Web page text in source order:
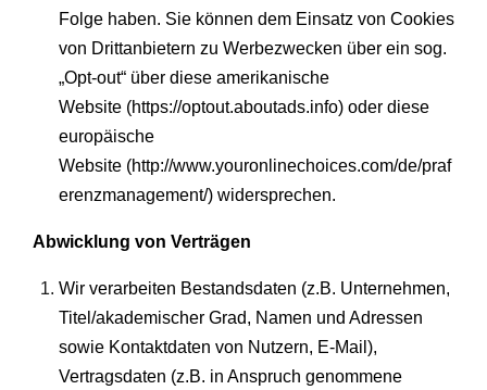
Folge haben. Sie können dem Einsatz von Cookies
von Drittanbietern zu Werbezwecken über ein sog.
„Opt-out“ über diese amerikanische
Website (https://optout.aboutads.info) oder diese
europäische
Website (http://www.youronlinechoices.com/de/praf
erenzmanagement/) widersprechen.
Abwicklung von Verträgen
Wir verarbeiten Bestandsdaten (z.B. Unternehmen,
Titel/akademischer Grad, Namen und Adressen
sowie Kontaktdaten von Nutzern, E-Mail),
Vertragsdaten (z.B. in Anspruch genommene